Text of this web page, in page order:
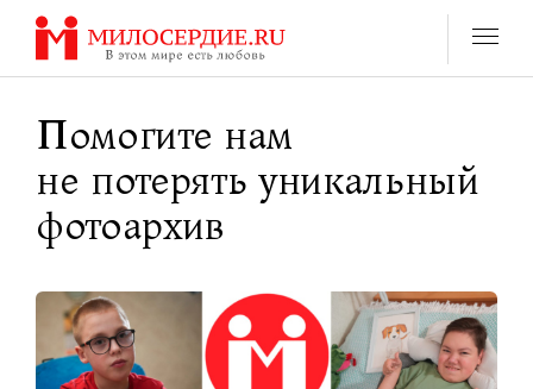
Перейти
содержанию
Помогите нам
не потерять уникальный
фотоархив